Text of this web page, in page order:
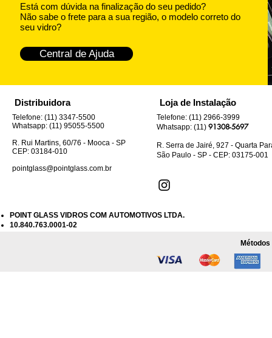
Está com dúvida na finalização do seu pedido?
Não sabe o frete para a sua região, o modelo correto do
seu vidro?
Central de Ajuda
Distribuidora
Telefone: (11) 3347-5500
Whatsapp: (11) 95055-5500
R. Rui Martins, 60/76 - Mooca - SP
CEP: 03184-010
pointglass@pointglass.com.br
Loja de Instalação
Telefone: (11) 2966-3999
Whatsapp: (11) 91308-5697
R. Serra de Jairé, 927 - Quarta
São Paulo - SP - CEP: 03175-001
POINT GLASS VIDROS COM AUTOMOTIVOS LTDA.
10.840.763.0001-02